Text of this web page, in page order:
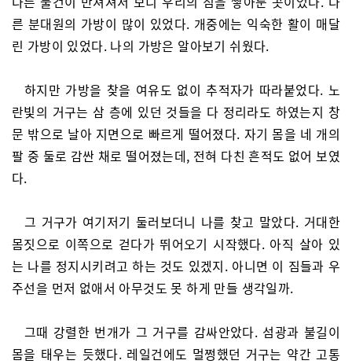
른 분대원의 가방이 많이 있었다. 개중에는 익숙한 활이 매달
린 가방이 있었다. 나의 가방은 알아보기 쉬웠다.
하지만 가방을 찾을 여유도 없이 추적자가 따라붙었다. 노
란빛의 거구는 삼 층에 있던 것들을 다 정리라도 하였는지 창
문 밖으로 날아 지면으로 빠르게 떨어졌다. 자기 몸을 네 개의
팔 중 둘로 감싼 채로 떨어졌는데, 전혀 다친 흔적도 없어 보였
다.
그 거구가 여기저기 둘러보더니 나를 찾고 말았다. 거대한
몸짓으로 이쪽으로 걷다가 뛰어오기 시작했다. 아직 살아 있
는 나를 정지시키려고 하는 것도 있겠지. 아니면 이 짐들과 우
주선을 먼저 없애서 아무것도 못 하게 만들 생각일까.
그때 강렬한 번개가 그 거구를 감싸안았다. 섬광과 불길이
몸을 태우는 듯했다. 레일건에도 멀쩡했던 거구는 약간 고통